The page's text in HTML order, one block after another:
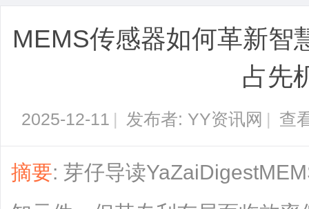
MEMS传感器如何革新智
占先
2025-12-11 | 发布者: YY资讯网 | 查
摘要: 芽仔导读